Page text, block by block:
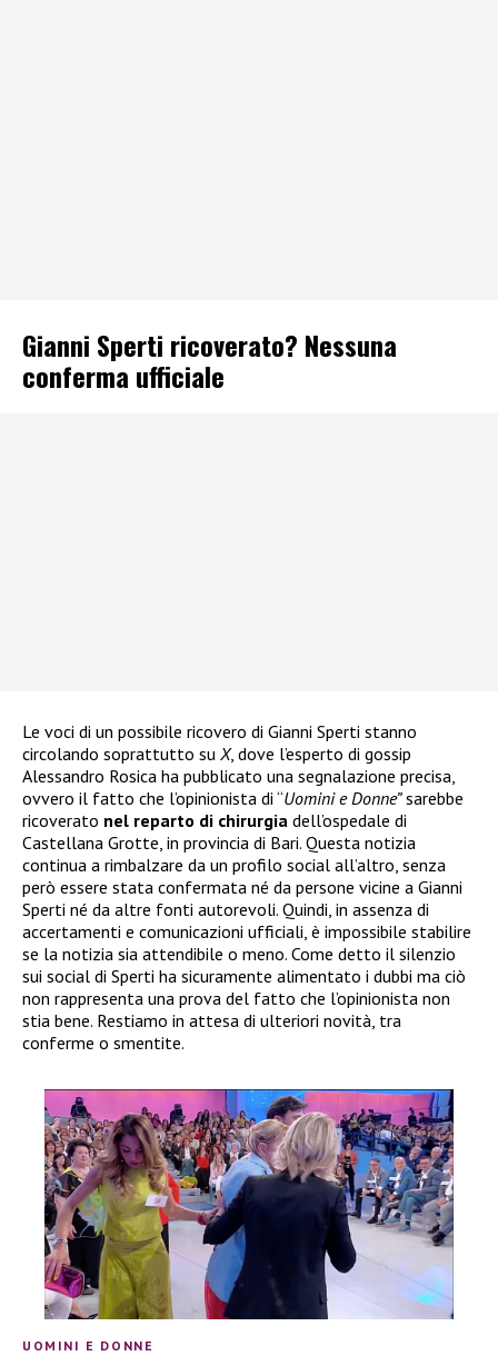
Gianni Sperti ricoverato? Nessuna
conferma ufficiale
Le voci di un possibile ricovero di Gianni Sperti stanno
circolando soprattutto su X, dove l’esperto di gossip
Alessandro Rosica ha pubblicato una segnalazione precisa,
ovvero il fatto che l’opinionista di “Uomini e Donne”sarebbe
ricoverato nel reparto di chirurgia dell’ospedale di
Castellana Grotte, in provincia di Bari. Questa notizia
continua a rimbalzare da un profilo social all’altro, senza
però essere stata confermata né da persone vicine a Gianni
Sperti né da altre fonti autorevoli. Quindi, in assenza di
accertamenti e comunicazioni ufficiali, è impossibile stabilire
se la notizia sia attendibile o meno. Come detto il silenzio
sui social di Sperti ha sicuramente alimentato i dubbi ma ciò
non rappresenta una prova del fatto che l’opinionista non
stia bene. Restiamo in attesa di ulteriori novità, tra
conferme o smentite.
UOMINI E DONNE